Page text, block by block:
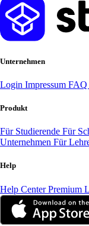
Unternehmen
Login Impressum FAQ
Produkt
Für Studierende Für
Unternehmen Für
Help
Help CenterPremium